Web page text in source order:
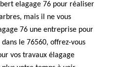
elagage 76 pour réaliser
mais il ne vous
76 une entreprise pour
le 76560, offrez-vous
vos travaux élagage